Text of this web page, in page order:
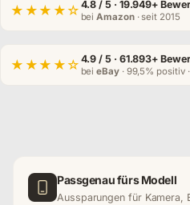
★★★★☆ 4.8 / 5 · 19.949+
beiAmazon· seit 2015
★★★★☆ 4.9 / 5 · 61.893+
beieBay· 99,5% positiv
Passgenau fürs Modell
Aussparungen für Kamera,